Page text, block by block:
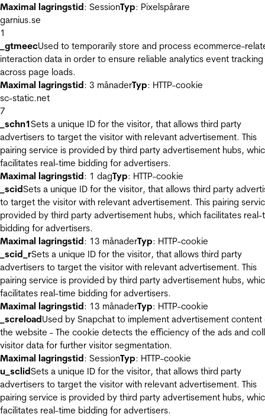
Maximal lagringstid: SessionTyp: Pixelspårare
garnius.se
1
_gtmeecUsed to temporarily store and process ecommerce-
interaction data in order to ensure reliable analytics event tracking
across page loads.
Maximal lagringstid: 3 månaderTyp: HTTP-cookie
sc-static.net
7
_schn1Sets a unique ID for the visitor, that allows third party
advertisers to target the visitor with relevant advertisement. This
pairing service is provided by third party advertisement hubs,
facilitates real-time bidding for advertisers.
Maximal lagringstid: 1 dagTyp: HTTP-cookie
_scidSets a unique ID for the visitor, that allows third party
to target the visitor with relevant advertisement. This pairing
provided by third party advertisement hubs, which facilitates real-
bidding for advertisers.
Maximal lagringstid: 13 månaderTyp: HTTP-cookie
_scid_rSets a unique ID for the visitor, that allows third party
advertisers to target the visitor with relevant advertisement. This
pairing service is provided by third party advertisement hubs,
facilitates real-time bidding for advertisers.
Maximal lagringstid: 13 månaderTyp: HTTP-cookie
_screloadUsed by Snapchat to implement advertisement content
the website - The cookie detects the efficiency of the ads and
visitor data for further visitor segmentation.
Maximal lagringstid: SessionTyp: HTTP-cookie
u_sclidSets a unique ID for the visitor, that allows third party
advertisers to target the visitor with relevant advertisement. This
pairing service is provided by third party advertisement hubs,
facilitates real-time bidding for advertisers.